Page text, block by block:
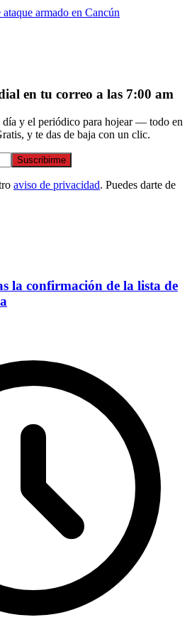
armado en Cancún
en tu correo a las 7:00 am
día y el periódico para hojear — todo en
y te das de baja con un clic.
Suscribirme
aviso de privacidad. Puedes darte de
la confirmación de la lista de